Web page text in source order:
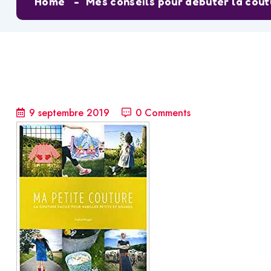
9 septembre 2019 0 Comments